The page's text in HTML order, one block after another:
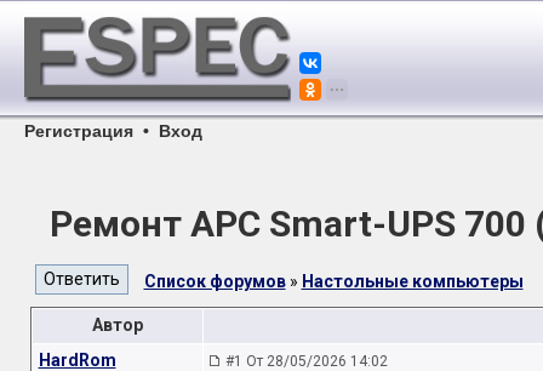
Регистрация • Вход
Ремонт APC Smart-UPS
Список форумов» Настольные компьютеры
Автор
HardRom
#1 От 28/05/2026 14:02